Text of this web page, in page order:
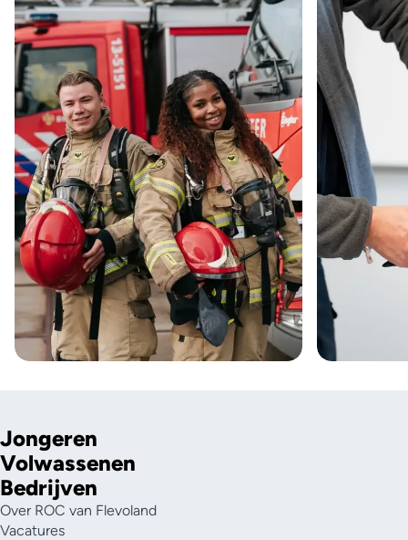
Jongeren
Volwassenen
Bedrijven
Over ROC van Flevoland
Vacatures